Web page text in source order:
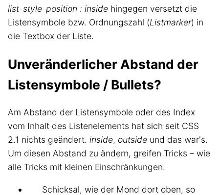
list-style-position : inside hingegen versetzt die
Listensymbole bzw. Ordnungszahl (Listmarker) in
die Textbox der Liste.
Unveränderlicher Abstand der
Listensymbole / Bullets?
Am Abstand der Listensymbole oder des Index
vom Inhalt des Listenelements hat sich seit CSS
2.1 nichts geändert. inside, outside und das war's.
Um diesen Abstand zu ändern, greifen Tricks – wie
alle Tricks mit kleinen Einschränkungen.
Schicksal, wie der Mond dort oben, so